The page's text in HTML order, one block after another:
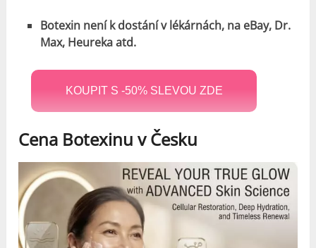
Botexin není k dostání v lékárnách, na eBay, Dr.
Max, Heureka atd.
KOUPIT S -50% SLEVOU ZDE
Cena Botexinu v Česku